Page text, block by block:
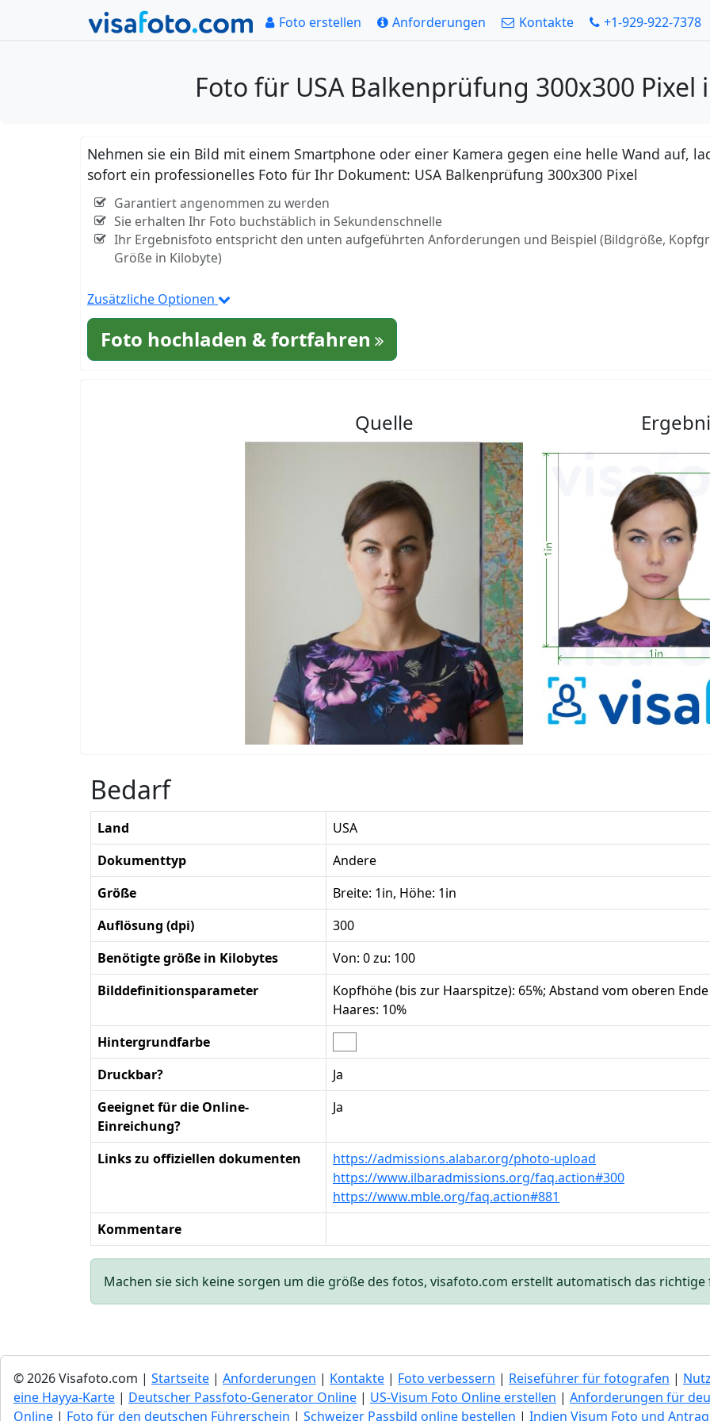
Foto erstellen Anforderungen Kontakte +1-929-922-7378
Foto für USA Balkenprüfung 300x300 Pixel
Nehmen sie ein Bild mit einem Smartphone oder einer Kamera gegen eine helle Wand auf,
sofort ein professionelles Foto für Ihr Dokument: USA Balkenprüfung 300x300 Pixel
Garantiert angenommen zu werden
Sie erhalten Ihr Foto buchstäblich in Sekundenschnelle
Ihr Ergebnisfoto entspricht den unten aufgeführten Anforderungen und Beispiel (Bildgröße,
Größe in Kilobyte)
Zusätzliche Optionen
Foto hochladen & fortfahren
Quelle
Bedarf
Land
USA
Dokumenttyp
Andere
Größe
Breite: 1in, Höhe: 1in
Auflösung (dpi)
300
Benötigte größe in Kilobytes
Von: 0 zu: 100
Bilddefinitionsparameter
Kopfhöhe (bis zur Haarspitze): 65%; Abstand vom oberen
Haares: 10%
Hintergrundfarbe
Druckbar?
Ja
Geeignet für die Online-
Einreichung?
Ja
Links zu offiziellen dokumenten
https://admissions.alabar.org/photo-upload
https://www.ilbaradmissions.org/faq.action#300
https://www.mble.org/faq.action#881
Kommentare
Machen sie sich keine sorgen um die größe des fotos, visafoto.com erstellt automatisch das
© 2026 Visafoto.com | Startseite | Anforderungen | Kontakte | Foto verbessern | Reiseführer für fotografen |
eine Hayya-Karte | Deutscher Passfoto-Generator Online | US-Visum Foto Online erstellen | Anforderungen für
Online | Foto für den deutschen Führerschein | Schweizer Passbild online bestellen | Indien Visum Foto und Antrag